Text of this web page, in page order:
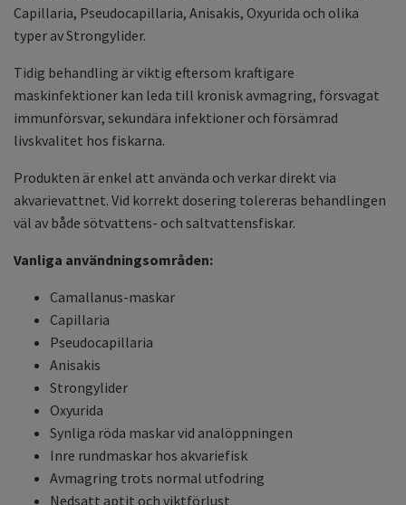
Capillaria, Pseudocapillaria, Anisakis, Oxyurida och olika
typer av Strongylider.
Tidig behandling är viktig eftersom kraftigare
maskinfektioner kan leda till kronisk avmagring, försvagat
immunförsvar, sekundära infektioner och försämrad
livskvalitet hos fiskarna.
Produkten är enkel att använda och verkar direkt via
akvarievattnet. Vid korrekt dosering tolereras behandlingen
väl av både sötvattens- och saltvattensfiskar.
Vanliga användningsområden:
Camallanus-maskar
Capillaria
Pseudocapillaria
Anisakis
Strongylider
Oxyurida
Synliga röda maskar vid analöppningen
Inre rundmaskar hos akvariefisk
Avmagring trots normal utfodring
Nedsatt aptit och viktförlust